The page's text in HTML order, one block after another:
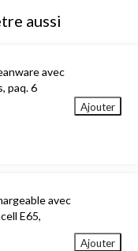
aussi
avec
paq. 6
Ajouter
avec
E65,
Ajouter